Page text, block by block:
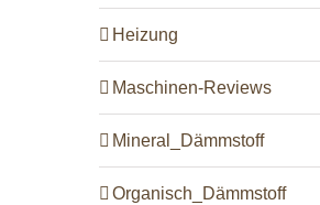
Heizung
Maschinen-Reviews
Mineral_Dämmstoff
Organisch_Dämmstoff